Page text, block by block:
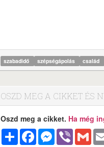
szabadidő szépségápolás család
OSZD MEG A CIKKET ÉS
Oszd meg a cikket. Ha még
MegosztásFacebookMessenger
Viber